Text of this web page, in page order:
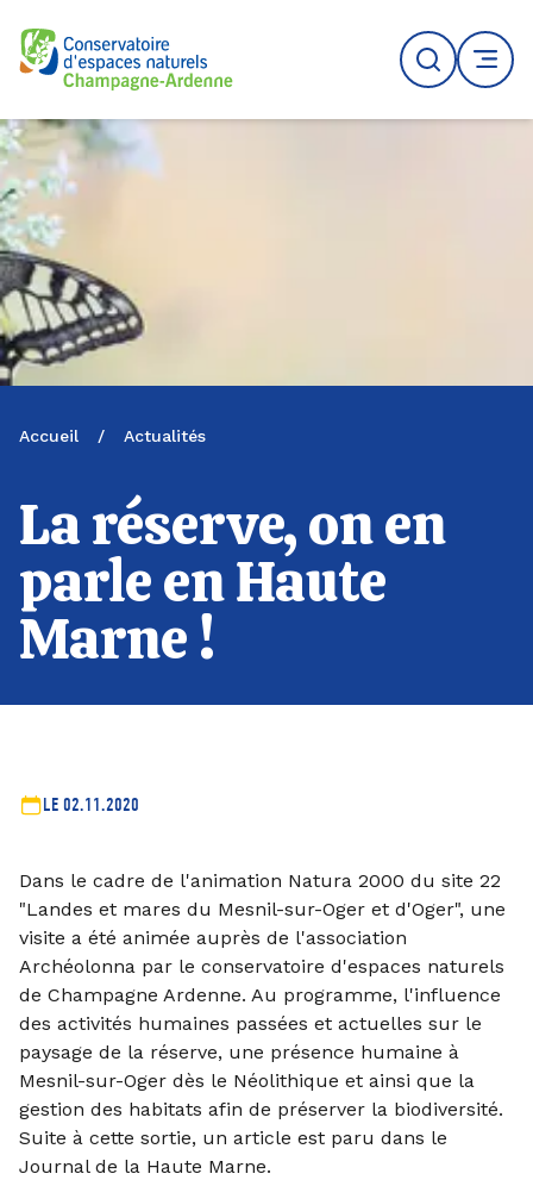
Logo du CENCA
Recherche
MENU
Accueil / Actualités
La réserve, on en
parle en Haute
Marne !
LE 02.11.2020
Dans le cadre de l'animation Natura 2000 du site 22
"Landes et mares du Mesnil-sur-Oger et d'Oger", une
visite a été animée auprès de l'association
Archéolonna par le conservatoire d'espaces naturels
de Champagne Ardenne. Au programme, l'influence
des activités humaines passées et actuelles sur le
paysage de la réserve, une présence humaine à
Mesnil-sur-Oger dès le Néolithique et ainsi que la
gestion des habitats afin de préserver la biodiversité.
Suite à cette sortie, un article est paru dans le
Journal de la Haute Marne.